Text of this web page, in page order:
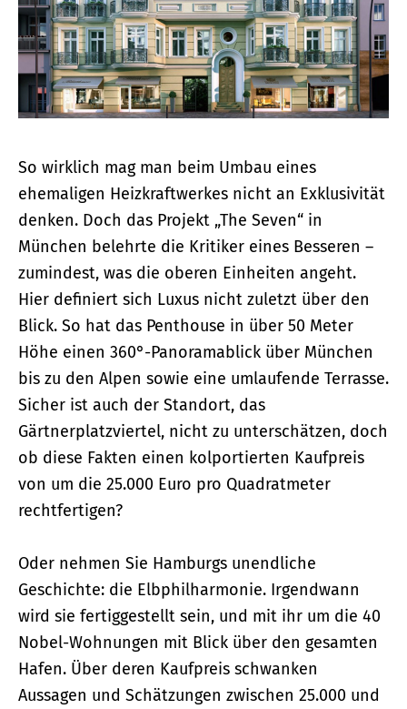
So wirklich mag man beim Umbau ­eines
ehemaligen Heizkraftwerkes nicht an Exklusivität
denken. Doch das Projekt „The Seven“ in
München belehrte die Kritiker eines Besseren –
zumindest, was die oberen Einheiten angeht.
Hier definiert sich Luxus nicht zuletzt über den
Blick. So hat das Penthouse in über 50 Meter
Höhe einen 360°-Panoramablick über München
bis zu den Alpen sowie eine umlaufende Terrasse.
Sicher ist auch der Standort, das
Gärtnerplatzviertel, nicht zu unterschätzen, doch
ob diese Fakten einen kolportierten Kaufpreis
von um die 25.000 Euro pro Quadratmeter
rechtfertigen?
Oder nehmen Sie Hamburgs unendliche
Geschichte: die Elbphilharmonie. Irgendwann
wird sie fertiggestellt sein, und mit ihr um die 40
Nobel-Wohnungen mit Blick über den gesamten
Hafen. Über deren Kaufpreis schwanken
Aussagen und Schätzungen zwischen 25.000 und